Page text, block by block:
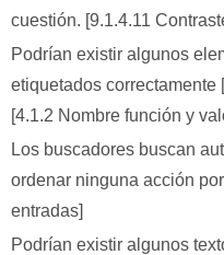
cuestión. [9.1.4.11
Podrían existir algunos
etiquetados correctamente
[4.1.2 Nombre función y
Los buscadores buscan
ordenar ninguna acción
entradas]
Podrían existir algunos